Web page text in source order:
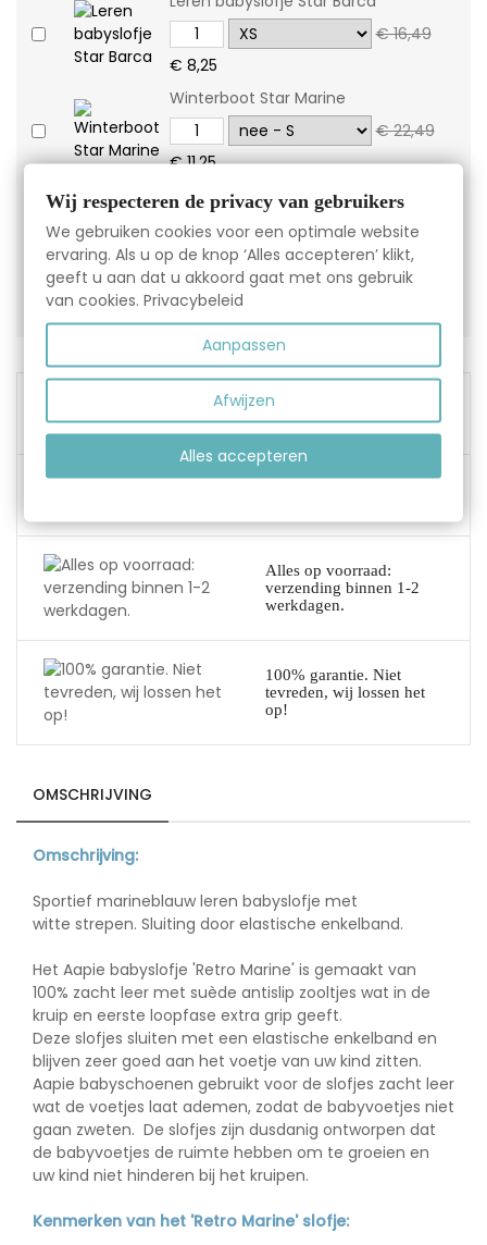
€ 16,49
€ 8,25
Winterboot Star Marine
€ 22,49
€ 11,25
Leren babyslofjes gevoerd Artic
Tokyo
€ 20,49
€ 10,25
Gratis verzending vanaf
€45,00
Alles op voorraad:
verzending binnen 1-2
werkdagen.
100% garantie. Niet
tevreden, wij lossen het
op!
OMSCHRIJVING
Omschrijving:
Sportief marineblauw leren babyslofje met
witte strepen. Sluiting door elastische enkelband.
Het Aapie babyslofje 'Retro Marine' is gemaakt van
100% zacht leer met suède antislip zooltjes wat in de
kruip en eerste loopfase extra grip geeft.
Deze slofjes sluiten met een elastische enkelband en
blijven zeer goed aan het voetje van uw kind zitten.
Aapie babyschoenen gebruikt voor de slofjes zacht leer
wat de voetjes laat ademen, zodat de babyvoetjes niet
gaan zweten. De slofjes zijn dusdanig ontworpen dat
de babyvoetjes de ruimte hebben om te groeien en
uw kind niet hinderen bij het kruipen.
Kenmerken van het 'Retro Marine' slofje:
Wij respecteren de privacy van gebruikers
We gebruiken cookies voor een optimale website
ervaring. Als u op de knop ‘Alles accepteren’ klikt,
geeft u aan dat u akkoord gaat met ons gebruik
van cookies.Privacybeleid
Aanpassen
Afwijzen
Alles accepteren